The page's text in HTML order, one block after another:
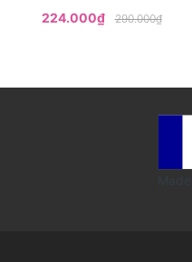
224.000₫
290.000₫